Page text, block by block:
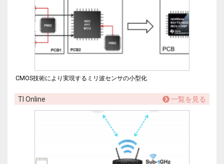
CMOS技術により実現するミリ波センサの小型化
TI Online 一覧を見る